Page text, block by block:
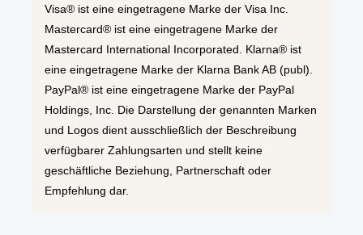
Visa® ist eine eingetragene Marke der Visa Inc.
Mastercard® ist eine eingetragene Marke der
Mastercard International Incorporated. Klarna® ist
eine eingetragene Marke der Klarna Bank AB (publ).
PayPal® ist eine eingetragene Marke der PayPal
Holdings, Inc. Die Darstellung der genannten Marken
und Logos dient ausschließlich der Beschreibung
verfügbarer Zahlungsarten und stellt keine
geschäftliche Beziehung, Partnerschaft oder
Empfehlung dar.